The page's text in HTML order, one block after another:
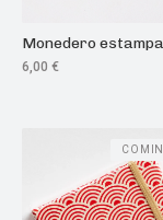
Monedero
6,00 €